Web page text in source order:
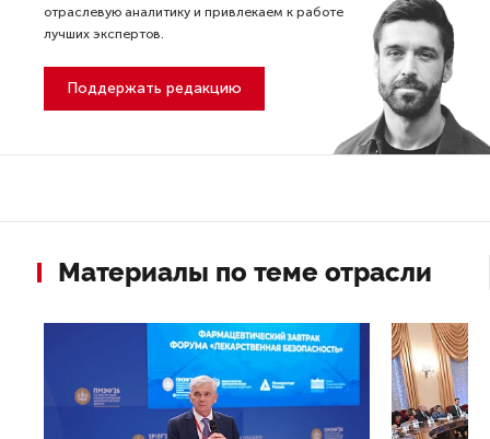
отраслевую аналитику и привлекаем к работе
лучших экспертов.
Поддержать редакцию
Материалы по теме отрасли